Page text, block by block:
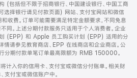
(包括但不限于招商银行、中国建设银行、中国工商
选择银行请见付款页面) 网站、支付宝网站和微信
收费。订单可能需要满足特定金额要求，不同免息
同。上述分期付款服务只适用于个人消费者。企业
划 (EPP) 和 Apple 员工购买计划 (EPP) 适用的分
情请参见教育商店、EPP 在线商店和企业商店。公
分期付款单笔订单最高限额为 RMB 150000。
计入你的信用卡、支付宝或微信分付账单。相关财
支付宝或微信账户中。